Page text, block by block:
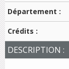
Département :
Crédits :
DESCRIPTION :